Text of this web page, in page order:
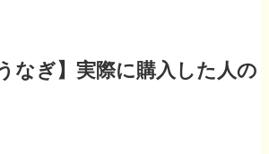
なぎ】実際に購入した人の